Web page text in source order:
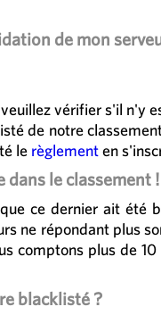
de mon
vérifier s'il n'y
de notre
le règlementen
le classement !
ce dernier ait été
ne répondant plus
comptons plus de
blacklisté ?